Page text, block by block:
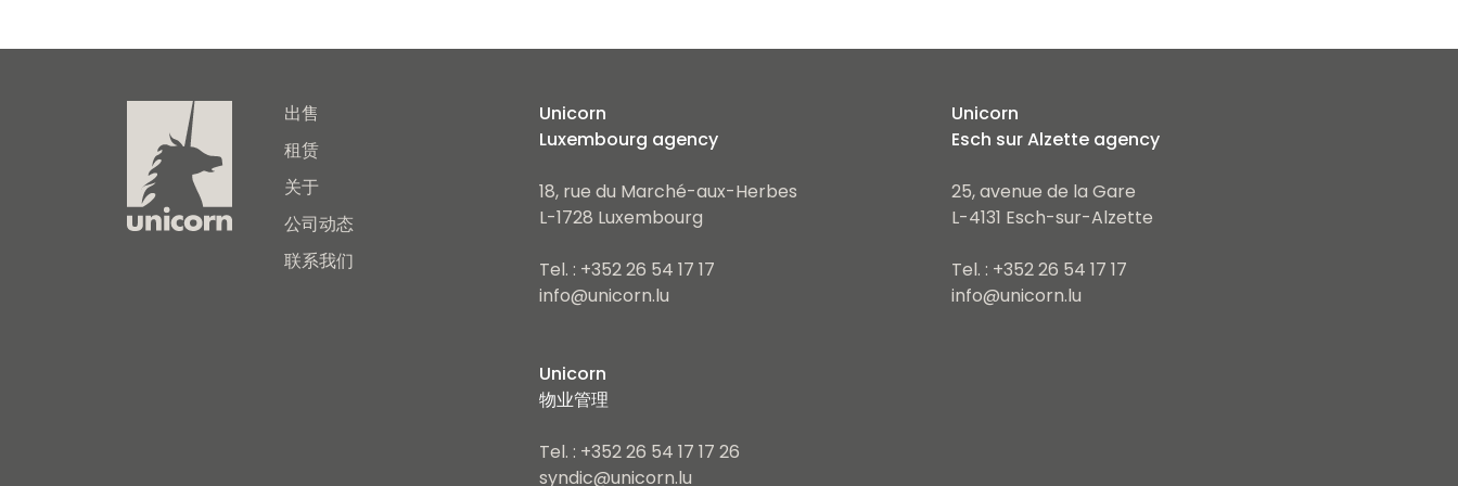
出售
租赁
关于
公司动态
联系我们
Unicorn
Luxembourg agency
18, rue du Marché-aux-Herbes
L-1728 Luxembourg
Tel. : +352 26 54 17 17
info@unicorn.lu
Unicorn
Esch sur Alzette agency
25, avenue de la Gare
L-4131 Esch-sur-Alzette
Tel. : +352 26 54 17 17
info@unicorn.lu
Unicorn
物业管理
Tel. : +352 26 54 17 17 26
syndic@unicorn.lu